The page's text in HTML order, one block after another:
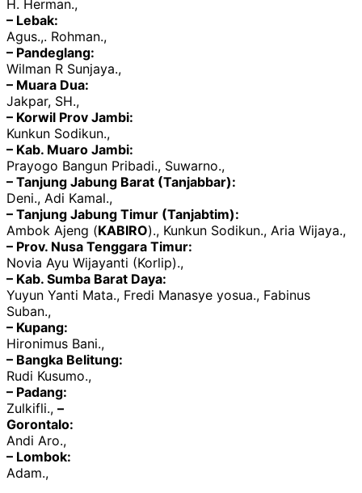
H. Herman.,
– Lebak:
Agus.,. Rohman.,
– Pandeglang:
Wilman R Sunjaya.,
– Muara Dua:
Jakpar, SH.,
– Korwil Prov Jambi:
Kunkun Sodikun.,
– Kab. Muaro Jambi:
Prayogo Bangun Pribadi., Suwarno.,
– Tanjung Jabung Barat (Tanjabbar):
Deni., Adi Kamal.,
– Tanjung Jabung Timur (Tanjabtim):
Ambok Ajeng (KABIRO)., Kunkun Sodikun., Aria Wijaya.,
– Prov. Nusa Tenggara Timur:
Novia Ayu Wijayanti (Korlip).,
– Kab. Sumba Barat Daya:
Yuyun Yanti Mata., Fredi Manasye yosua., Fabinus
Suban.,
– Kupang:
Hironimus Bani.,
– Bangka Belitung:
Rudi Kusumo.,
– Padang:
Zulkifli., –
Gorontalo:
Andi Aro.,
– Lombok:
Adam.,